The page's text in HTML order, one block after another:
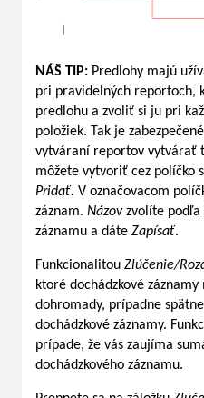
NÁŠ TIP: Predlohy majú
pri pravidelných reportoch,
predlohu a zvoliť si ju pri
položiek. Tak je
vytváraní reportov vytvárať
môžete vytvoriť cez políčko
Pridať. V označovacom
záznam. Názovzvolíte podľa
záznamu a dáte Zapísať.
Funkcionalitou Zlúčenie/
ktoré dochádzkové
dohromady, prípadne
dochádzkové záznamy.
prípade, že vás zaujíma
dochádzkového záznamu.